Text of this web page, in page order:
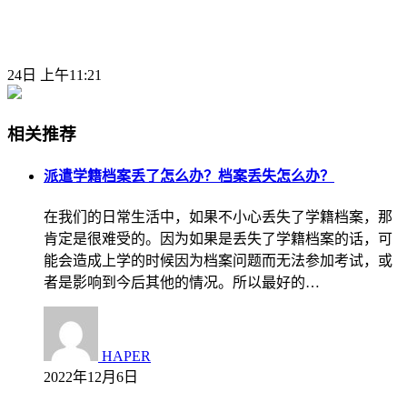
24日 上午11:21
相关推荐
派遣学籍档案丢了怎么办？档案丢失怎么办？
在我们的日常生活中，如果不小心丢失了学籍档案，那
肯定是很难受的。因为如果是丢失了学籍档案的话，可
能会造成上学的时候因为档案问题而无法参加考试，或
者是影响到今后其他的情况。所以最好的…
HAPER
2022年12月6日